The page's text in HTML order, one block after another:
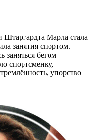
Штаргардта Марла стала
занятия спортом.
заняться бегом
спортсменку,
упорство